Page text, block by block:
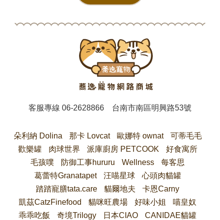
客服專線06-2628866 台南市南區明興路53號
朵利納 Dolina 那卡 Lovcat 歐娜特 ownat
可蒂毛毛
歡樂罐
肉球世界 派庫廚房 PETCOOK
好食寓所
毛孩噗
防御工事hururu Wellness
每客思
葛蕾特Granatapet
汪喵星球
心頭肉貓罐
踏踏寵膳tata.care
貓爾地夫
卡恩Carny
凱茲CatzFinefood
貓咪旺農場 好味小姐
喵皇奴
乖乖吃飯
奇境Trilogy 日本CIAO CANIDAE貓罐